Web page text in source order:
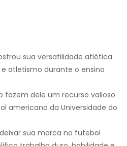
sua versatilidade atlética
atletismo durante o ensino
fazem dele um recurso valioso
americano da Universidade do
sua marca no futebol